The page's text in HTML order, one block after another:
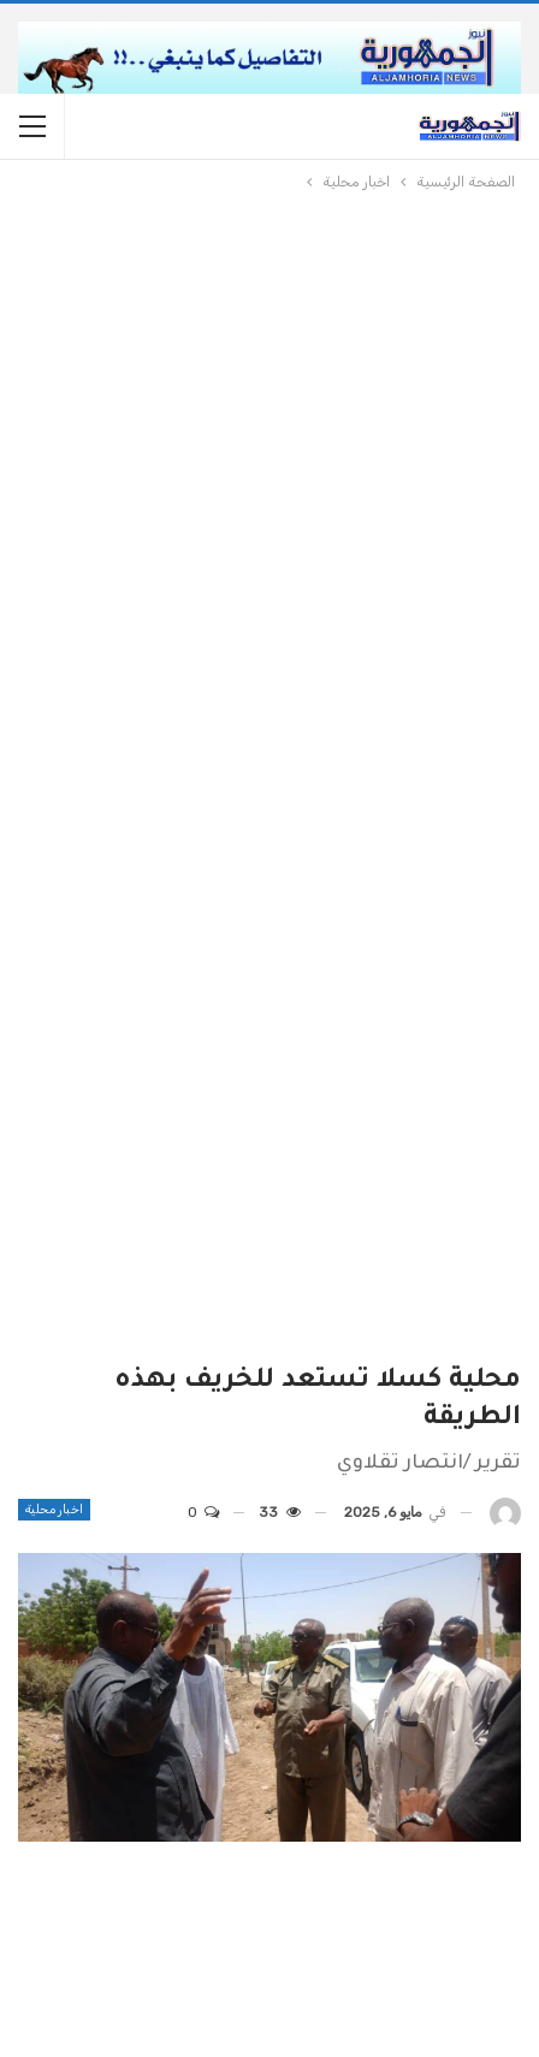
الصفحة الرئيسية اخبار محلية
محلية كسلا تستعد للخريف بهذه
الطريقة
تقرير /انتصار تقلاوي
اخبار محلية في مايو 6, 2025 33